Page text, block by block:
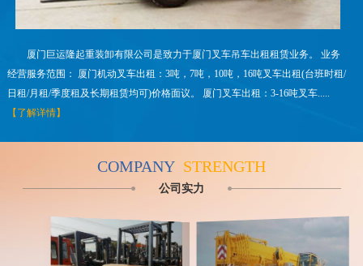
厦门巨运隆起重装卸有限公司是致力于厦门叉车吊车出租租赁业务。 业务
经营服务范围： 厦门机动叉车出租：3吨，7吨，10吨，16吨叉车出租(台班时租/
日租/月租/季度租及长期租赁均可)价格面议。 厦门叉车出租：3-16吨叉车.....
【了解详情】
COMPANY STRENGTH
公司实力